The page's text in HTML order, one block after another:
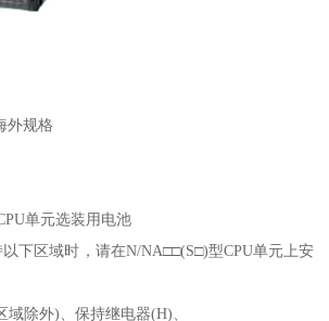
外规格
单元选装用电池
下区域时，请在N/NA□□(S□)型CPU单元上安
域除外)、保持继电器(H)、